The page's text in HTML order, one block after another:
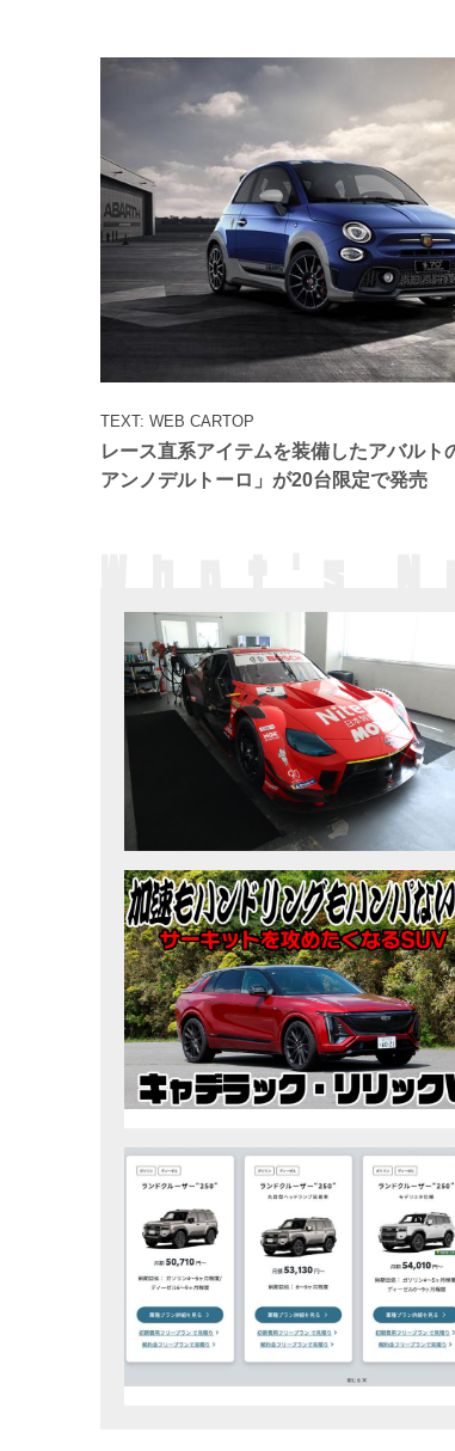
レース直系アイテムを装備したアバルト
アンノデルトーロ」が20台限定で発売
TEXT: WEB CARTOP
テ
ゴ
リ
ー